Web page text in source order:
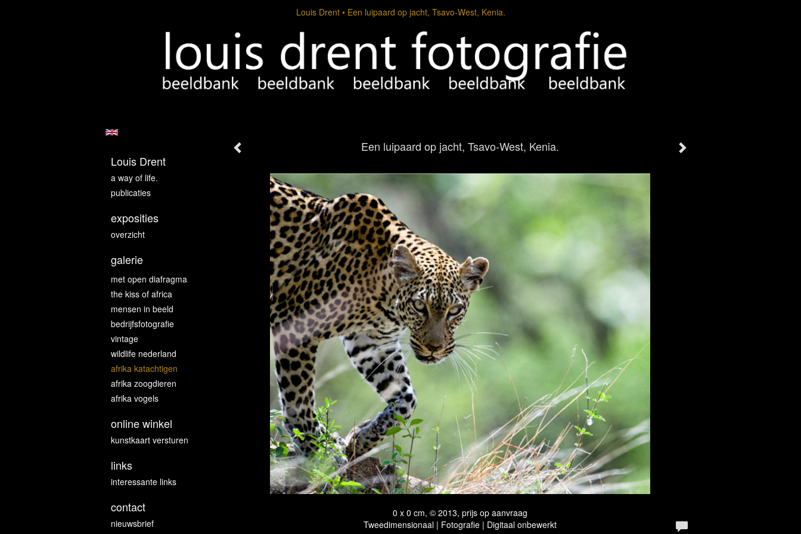
Louis Drent Een luipaard op jacht, Tsavo-West, Kenia.
Een luipaard op jacht, Tsavo-West, Kenia.
0 x 0 cm, © 2013, prijs op aanvraag
Tweedimensionaal | Fotografie | Digitaal onbewerkt
Louis Drent
a way of life.
publicaties
exposities
overzicht
galerie
met open diafragma
the kiss of africa
mensen in beeld
bedrijfsfotografie
vintage
wildlife nederland
afrika katachtigen
afrika zoogdieren
afrika vogels
online winkel
kunstkaart versturen
links
interessante links
contact
nieuwsbrief